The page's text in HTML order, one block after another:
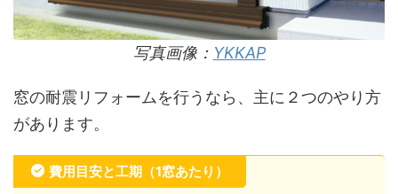
写真画像： YKKAP
窓の耐震リフォームを行うなら、主に２つのやり方
があります。
費用目安と工期（1窓あたり）